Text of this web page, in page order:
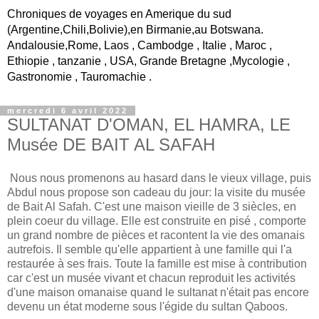
Chroniques de voyages en Amerique du sud
(Argentine,Chili,Bolivie),en Birmanie,au Botswana.
Andalousie,Rome, Laos , Cambodge , Italie , Maroc ,
Ethiopie , tanzanie , USA, Grande Bretagne ,Mycologie ,
Gastronomie , Tauromachie .
mercredi 6 avril 2022
SULTANAT D'OMAN, EL HAMRA, LE
Musée DE BAIT AL SAFAH
Nous nous promenons au hasard dans le vieux village, puis
Abdul nous propose son cadeau du jour: la visite du musée
de Bait Al Safah. C'est une maison vieille de 3 siècles, en
plein coeur du village. Elle est construite en pisé , comporte
un grand nombre de pièces et racontent la vie des omanais
autrefois. Il semble qu'elle appartient à une famille qui l'a
restaurée à ses frais. Toute la famille est mise à contribution
car c'est un musée vivant et chacun reproduit les activités
d'une maison omanaise quand le sultanat n'était pas encore
devenu un état moderne sous l'égide du sultan Qaboos.